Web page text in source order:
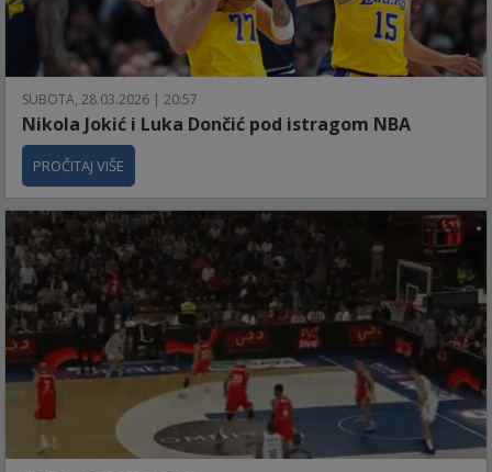
SUBOTA, 28.03.2026 | 20:57
Nikola Jokić i Luka Dončić pod istragom NBA
PROČITAJ VIŠE